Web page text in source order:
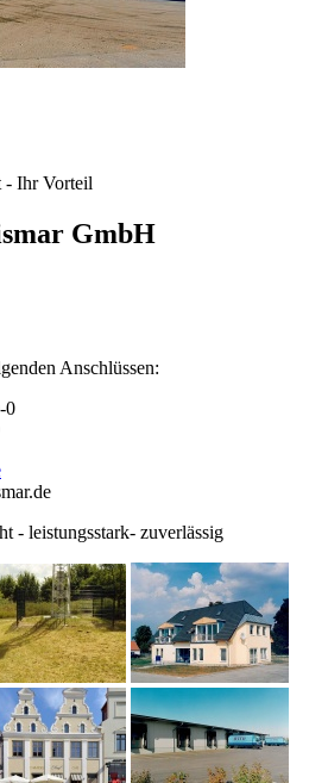
- Ihr Vorteil
GmbH
Anschlüssen:
0
- leistungsstark- zuverlässig